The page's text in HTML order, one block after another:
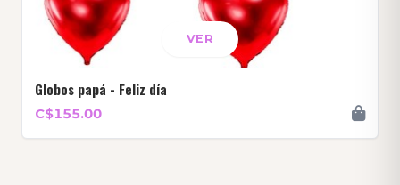
VER
Globos papá - Feliz día
C$155.00